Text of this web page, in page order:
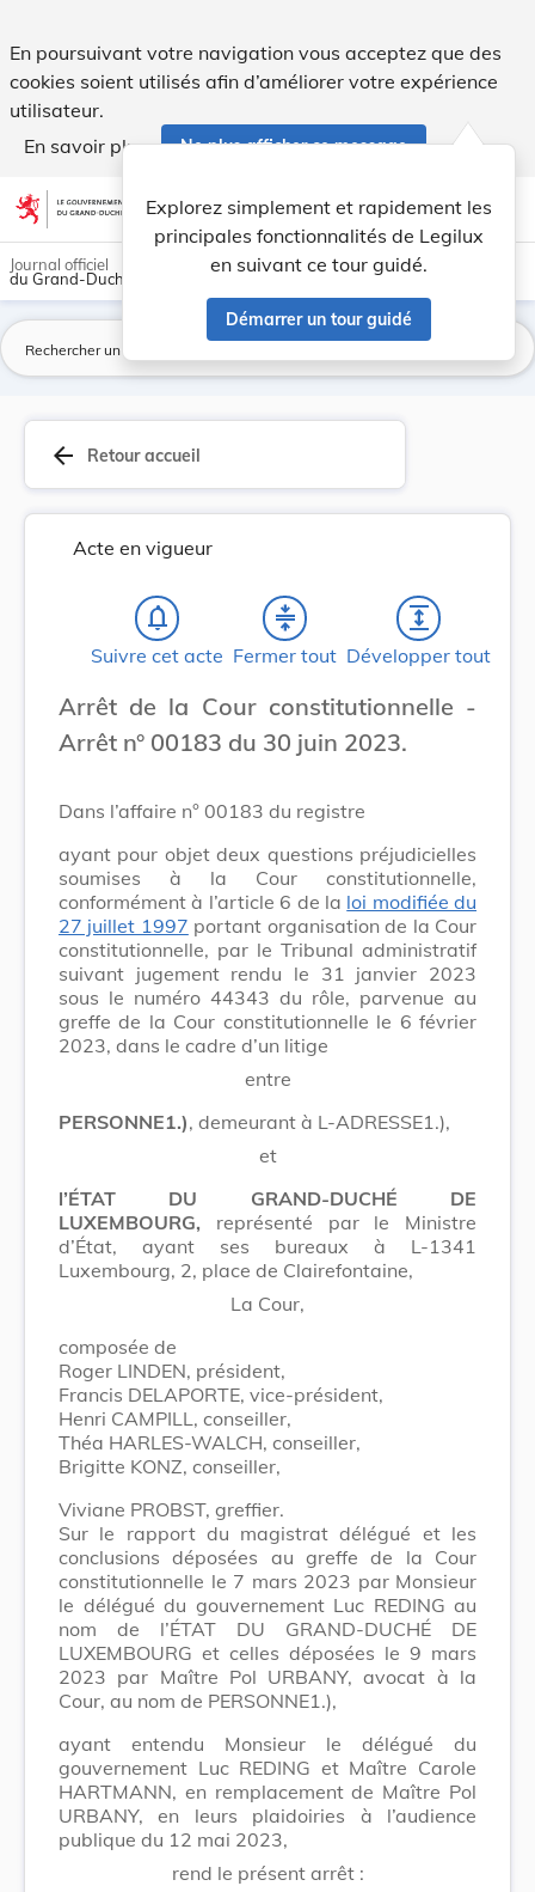
En poursuivant votre navigation vous acceptez que des
cookies soient utilisés afin d’améliorer votre expérience
utilisateur.
En savoir plus
Ne plus afficher ce message
Aller au contenu account_circle help Aide
Explorez simplement et rapidement les
principales fonctionnalités de Legilux
en suivant ce tour guidé.
Démarrer un tour guidé
light_mode dark_mode
Journal officiel
du Grand-Duché de Luxembourg
arrow_back Retour accueil
Acte en vigueur
notifications_none
Suivre cet acte
compress
Fermer tout
expand
Développer tout
Arrêt de la Cour constitutionnelle -
Arrêt n° 00183 du 30 juin 2023.
Dans l’affaire n° 00183 du registre
ayant pour objet deux questions préjudicielles
soumises à la Cour constitutionnelle,
conformément à l’article 6 de la loi modifiée du
27 juillet 1997 portant organisation de la Cour
constitutionnelle, par le Tribunal administratif
suivant jugement rendu le 31 janvier 2023
sous le numéro 44343 du rôle, parvenue au
greffe de la Cour constitutionnelle le 6 février
2023, dans le cadre d’un litige
entre
PERSONNE1.), demeurant à L-ADRESSE1.),
et
l’ÉTAT DU GRAND-DUCHÉ DE
LUXEMBOURG, représenté par le Ministre
d’État, ayant ses bureaux à L-1341
Luxembourg, 2, place de Clairefontaine,
La Cour,
composée de
Roger LINDEN, président,
Francis DELAPORTE, vice-président,
Henri CAMPILL, conseiller,
Théa HARLES-WALCH, conseiller,
Brigitte KONZ, conseiller,
Viviane PROBST, greffier.
Sur le rapport du magistrat délégué et les
conclusions déposées au greffe de la Cour
constitutionnelle le 7 mars 2023 par Monsieur
le délégué du gouvernement Luc REDING au
nom de l’ÉTAT DU GRAND-DUCHÉ DE
LUXEMBOURG et celles déposées le 9 mars
2023 par Maître Pol URBANY, avocat à la
Cour, au nom de PERSONNE1.),
ayant entendu Monsieur le délégué du
gouvernement Luc REDING et Maître Carole
HARTMANN, en remplacement de Maître Pol
URBANY, en leurs plaidoiries à l’audience
publique du 12 mai 2023,
rend le présent arrêt :